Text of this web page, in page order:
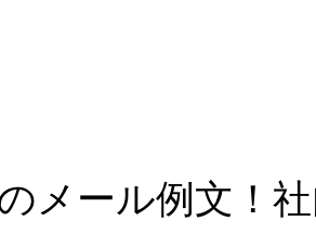
メール例文！